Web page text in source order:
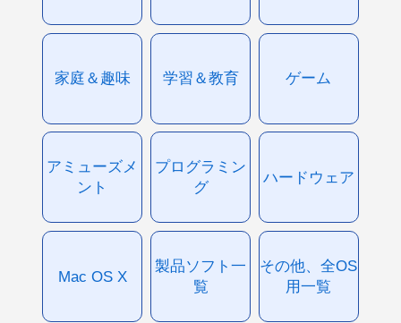
家庭＆趣味 学習＆教育 ゲーム
アミューズメ
ント
プログラミン
グ
ハードウェア
Mac OS X
製品ソフト一
覧
その他、全OS
用一覧